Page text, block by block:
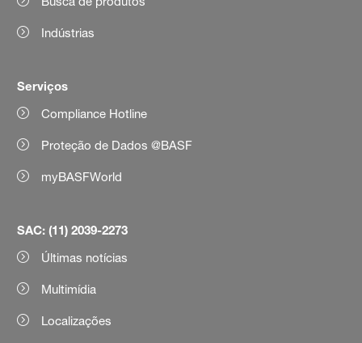
Indústrias
Serviços
Compliance Hotline
Proteção de Dados @BASF
myBASFWorld
SAC: (11) 2039-2273
Últimas notícias
Multimídia
Localizações